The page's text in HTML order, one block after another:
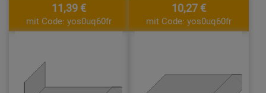
11,39 €
mit Code: yos0uq60fr
10,27 €
mit Code: yos0uq60fr